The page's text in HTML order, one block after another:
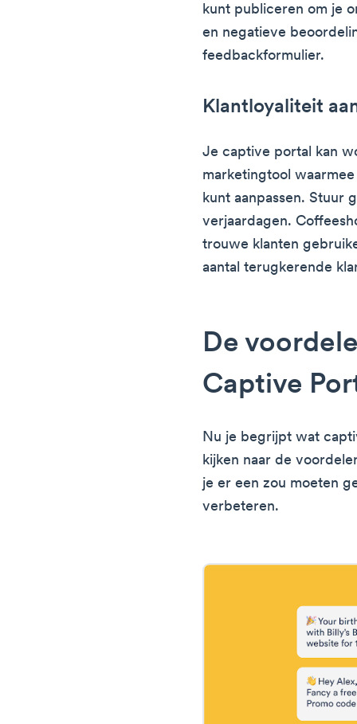
kunt publiceren om je
en negatieve
feedbackformulier.
Klantloyaliteit
Je captive portal kan
marketingtool
kunt aanpassen. Stuur
verjaardagen.
trouwe klanten
aantal terugkerende
De
Captive
Nu je begrijpt wat
kijken naar de
je er een zou moeten
verbeteren.